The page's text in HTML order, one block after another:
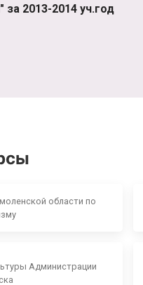
за 2013-2014 уч.год
области по
Администрации